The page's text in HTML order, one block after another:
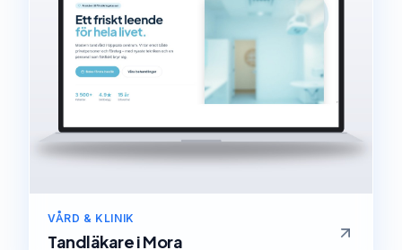
VÅRD & KLINIK
TandläkareiMora